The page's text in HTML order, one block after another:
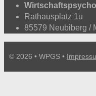
Rathausplatz 1u
85579 Neubiberg /
© 2026 • WPGS •